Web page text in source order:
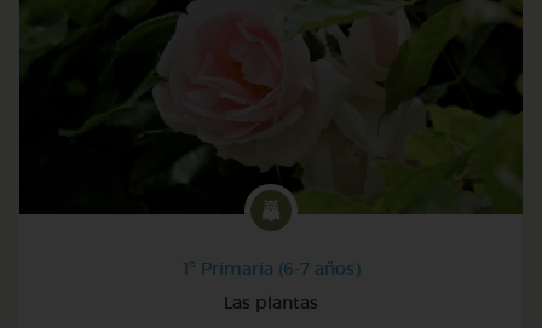
1º Primaria (6-7 años)
Las plantas